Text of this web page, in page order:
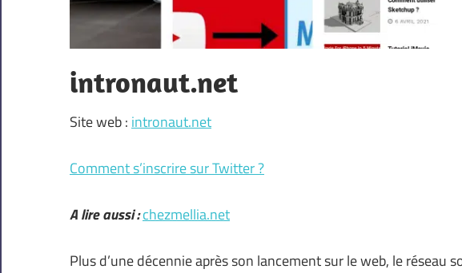
intronaut.net
Site web : intronaut.net
Comment s’inscrire sur Twitter ?
A lire aussi :chezmellia.net
Plus d’une décennie après son lancement sur le web, le réseau